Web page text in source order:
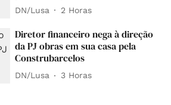
DN/Lusa 2 Horas
Diretor financeiro nega à direção
da PJ obras em sua casa pela
Construbarcelos
DN/Lusa 3 Horas